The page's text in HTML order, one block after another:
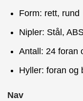
Form: rett, rund
Nipler: Stål,
Antall: 24 foran
Hyller: foran og
Nav